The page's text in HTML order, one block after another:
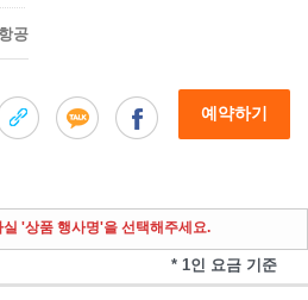
공
예약하기
'상품 행사명'을 선택해주세요.
* 1인 요금 기준